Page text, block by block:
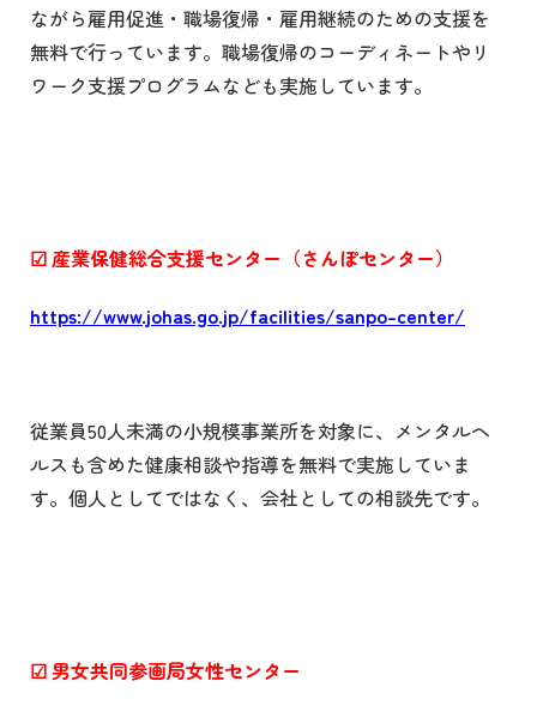
ながら雇用促進・職場復帰・雇用継続のための支援を
無料で行っています。職場復帰のコーディネートやリ
ワーク支援プログラムなども実施しています。
☑ 産業保健総合支援センター（さんぽセンター）
https://www.johas.go.jp/facilities/sanpo-center/
従業員50人未満の小規模事業所を対象に、メンタルヘ
ルスも含めた健康相談や指導を無料で実施していま
す。個人としてではなく、会社としての相談先です。
☑男女共同参画局女性センター